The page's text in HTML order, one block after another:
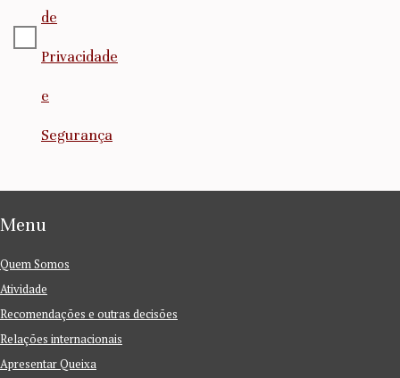
de
Privacidade
e
Segurança
Menu
Quem Somos
Atividade
Recomendações e outras decisões
Relações internacionais
Apresentar Queixa